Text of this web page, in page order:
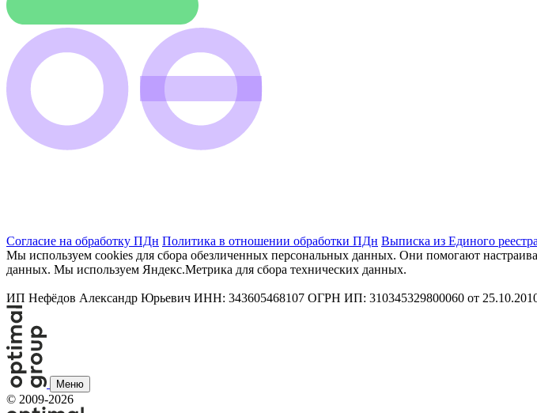
Согласие на обработку ПДн Политика в отношении обработки ПДн Выписка из Единого
Мы используем cookies для сбора обезличенных персональных данных. Они помогают
данных. Мы используем Яндекс.Метрика для сбора технических данных.
ИП Нефёдов Александр Юрьевич ИНН: 343605468107 ОГРН ИП: 310345329800060 от
Меню
© 2009-2026